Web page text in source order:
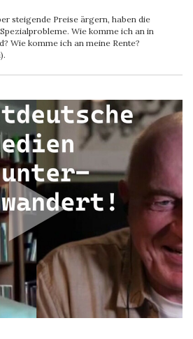
steigende Preise ärgern, haben die
Wie komme ich an in
Wie komme ich an meine Rente?